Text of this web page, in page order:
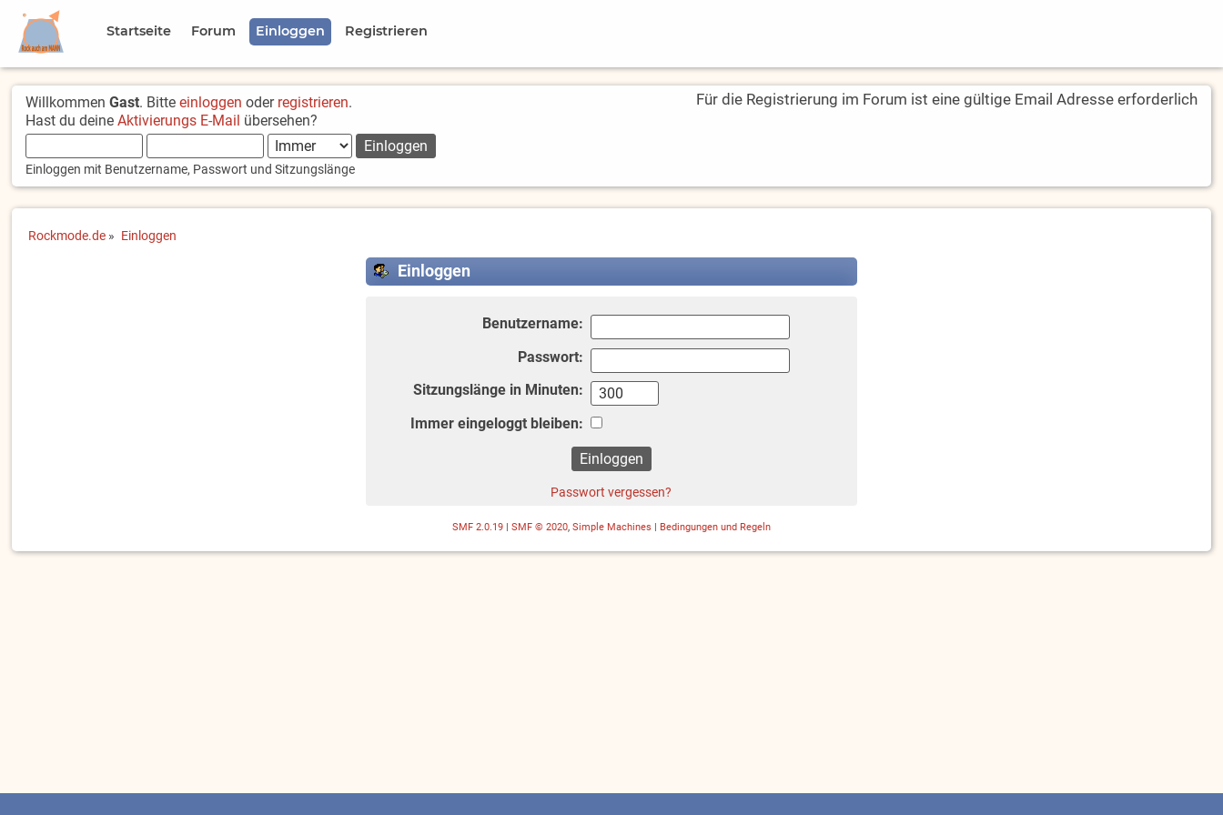
Startseite Forum Einloggen Registrieren
WillkommenGast. Bitteeinloggen oder registrieren.
Hast du deineAktivierungs E-Mail übersehen?
Einloggen mit Benutzername, Passwort und Sitzungslänge
Für die Registrierung im Forum ist eine gültige Email Adresse erforderlich
Rockmode.de » Einloggen
Einloggen
Benutzername:
Passwort:
Sitzungslänge in Minuten:
Immer eingeloggt bleiben:
Passwort vergessen?
SMF 2.0.19| SMF © 2020, Simple Machines Bedingungen und Regeln